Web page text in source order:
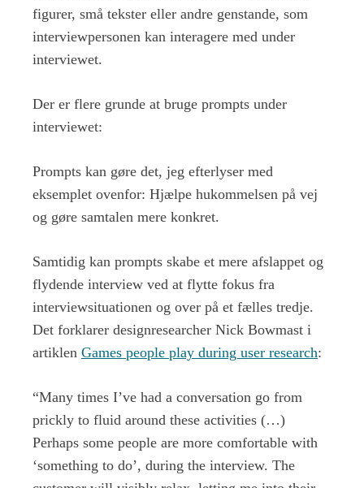
figurer, små tekster eller andre genstande, som
interviewpersonen kan interagere med under
interviewet.
Der er flere grunde at bruge prompts under
interviewet:
Prompts kan gøre det, jeg efterlyser med
eksemplet ovenfor: Hjælpe hukommelsen på vej
og gøre samtalen mere konkret.
Samtidig kan prompts skabe et mere afslappet og
flydende interview ved at flytte fokus fra
interviewsituationen og over på et fælles tredje.
Det forklarer designresearcher Nick Bowmast i
artiklen Games people play during user research:
“Many times I’ve had a conversation go from
prickly to fluid around these activities (…)
Perhaps some people are more comfortable with
‘something to do’, during the interview. The